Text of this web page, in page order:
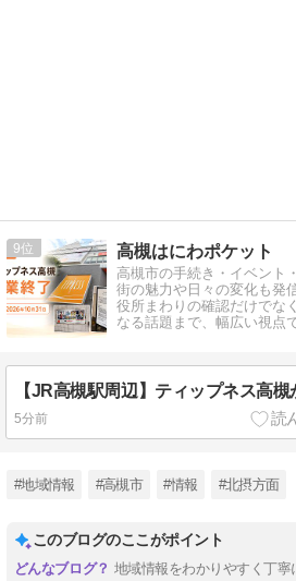
9 高槻はにわポケット
高槻市の手続き・イベント
街の魅力や日々の変化も発
役所まわりの確認だけでな
なる話題まで、幅広い視点
5分前
#地域情報 #高槻市 #情報 #北摂方面
このブログのここがポイント
地域情報をわかりやすく丁寧